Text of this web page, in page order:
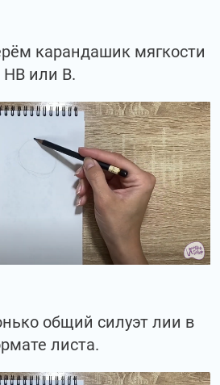
карандашик мягкости
НВ или В.
общий силуэт лии в
листа.